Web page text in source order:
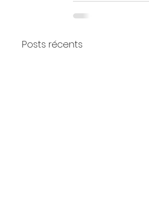
Posts récents